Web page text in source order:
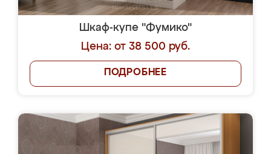
Шкаф-купе "Фумико"
Цена: от 38 500 руб.
ПОДРОБНЕЕ